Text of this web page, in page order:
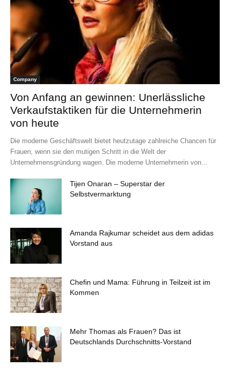
Company
Von Anfang an gewinnen: Unerlässliche
Verkaufstaktiken für die Unternehmerin
von heute
Die moderne Geschäftswelt bietet heutzutage zahlreiche Chancen für
Frauen, wenn sie den mutigen Schritt in die Welt der
Unternehmensgründung wagen. Die moderne Unternehmerin von...
Tijen Onaran – Superstar der
Selbstvermarktung
Amanda Rajkumar scheidet aus dem adidas
Vorstand aus
Chefin und Mama: Führung in Teilzeit ist im
Kommen
Mehr Thomas als Frauen? Das ist
Deutschlands Durchschnitts-Vorstand